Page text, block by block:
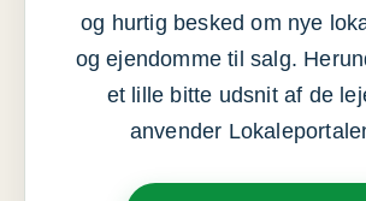
og hurtig besked om nye
og ejendomme til salg.
et lille bitte udsnit af de
anvender